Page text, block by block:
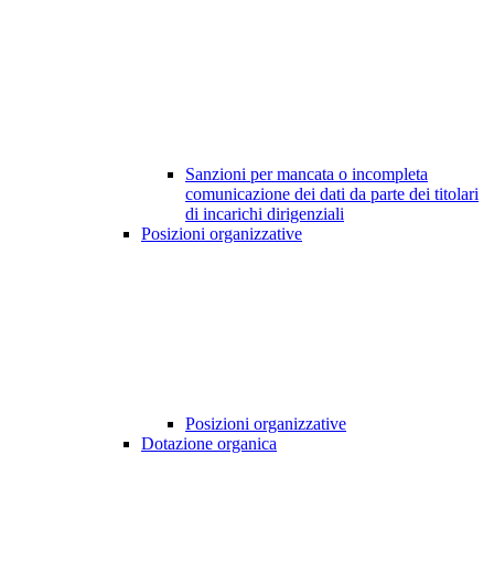
Sanzioni per mancata o incompleta
comunicazione dei dati da parte dei titolari
di incarichi dirigenziali
Posizioni organizzative
Posizioni organizzative
Dotazione organica